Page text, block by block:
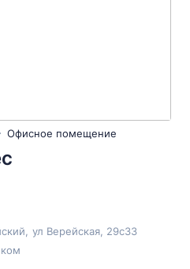
Офисное помещение
ул Верейская , 29с33